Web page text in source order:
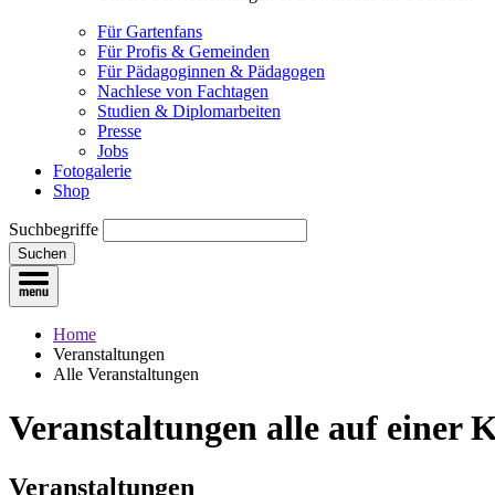
Für Gartenfans
Für Profis & Gemeinden
Für Pädagoginnen & Pädagogen
Nachlese von Fachtagen
Studien & Diplomarbeiten
Presse
Jobs
Fotogalerie
Shop
Suchbegriffe
Suchen
Home
Veranstaltungen
Alle Veranstaltungen
Veranstaltungen alle auf einer
Veranstaltungen